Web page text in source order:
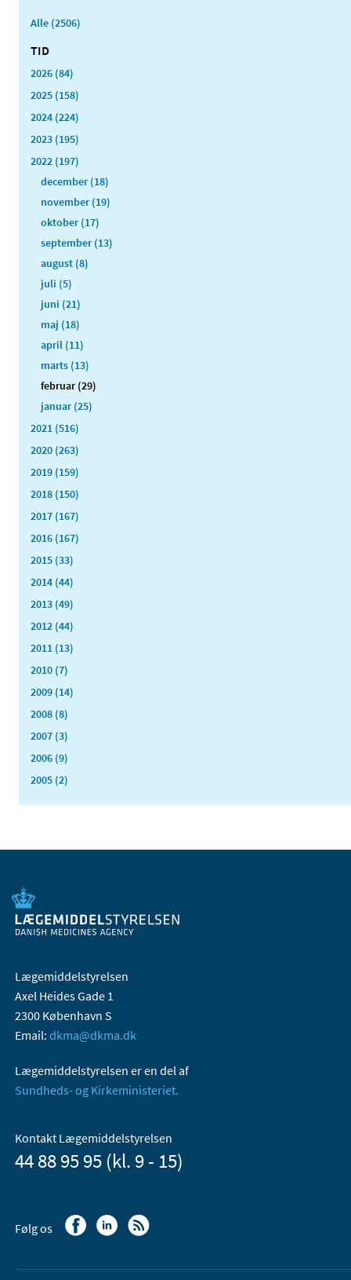
Alle (2506)
TID
2026 (84)
2025 (158)
2024 (224)
2023 (195)
2022 (197)
december (18)
november (19)
oktober (17)
september (13)
august (8)
juli (5)
juni (21)
maj (18)
april (11)
marts (13)
februar (29)
januar (25)
2021 (516)
2020 (263)
2019 (159)
2018 (150)
2017 (167)
2016 (167)
2015 (33)
2014 (44)
2013 (49)
2012 (44)
2011 (13)
2010 (7)
2009 (14)
2008 (8)
2007 (3)
2006 (9)
2005 (2)
Lægemiddelstyrelsen
Axel Heides Gade 1
2300 København S
Email: dkma@dkma.dk
Lægemiddelstyrelsen er en del af
Sundheds- og Kirkeministeriet.
Kontakt Lægemiddelstyrelsen
44 88 95 95 (kl. 9 - 15)
Følg os